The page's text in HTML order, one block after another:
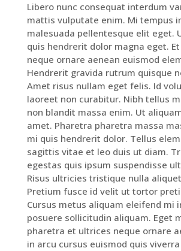
Libero nunc consequat interdum
mattis vulputate enim. Mi tempus
malesuada pellentesque elit eget.
quis hendrerit dolor magna eget.
neque ornare aenean euismod
Hendrerit gravida rutrum quisque
Amet risus nullam eget felis. Id
laoreet non curabitur. Nibh tellus
non blandit massa enim. Ut
amet. Pharetra pharetra massa
mi quis hendrerit dolor. Tellus
sagittis vitae et leo duis ut diam.
egestas quis ipsum suspendisse
Risus ultricies tristique nulla
Pretium fusce id velit ut tortor
Cursus metus aliquam eleifend mi
posuere sollicitudin aliquam. Eget
pharetra et ultrices neque ornare
in arcu cursus euismod quis